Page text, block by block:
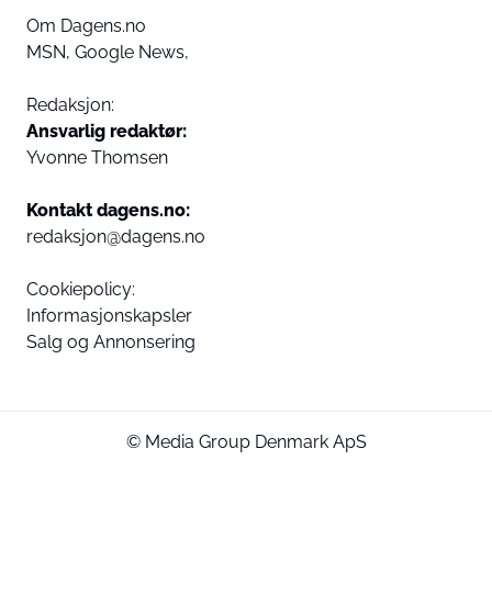
Om Dagens.no
MSN, Google News,
Redaksjon:
Ansvarlig redaktør:
Yvonne Thomsen
Kontakt dagens.no:
redaksjon@dagens.no
Cookiepolicy:
Informasjonskapsler
Salg og Annonsering
© Media Group Denmark ApS